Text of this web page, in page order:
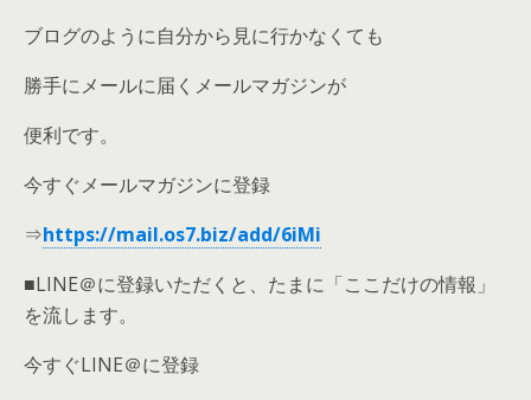
ブログのように自分から見に行かなくても
勝手にメールに届くメールマガジンが
便利です。
今すぐメールマガジンに登録
⇒https://mail.os7.biz/add/6iMi
■LINE＠に登録いただくと、たまに「ここだけの情報」
を流します。
今すぐLINE＠に登録